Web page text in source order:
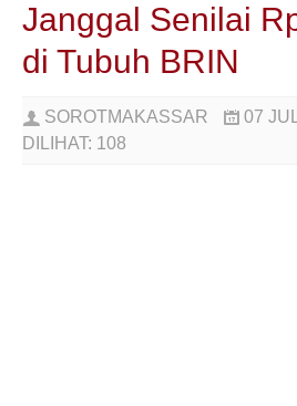
Janggal Senilai
di Tubuh BRIN
SOROTMAKASSAR
07
DILIHAT: 108